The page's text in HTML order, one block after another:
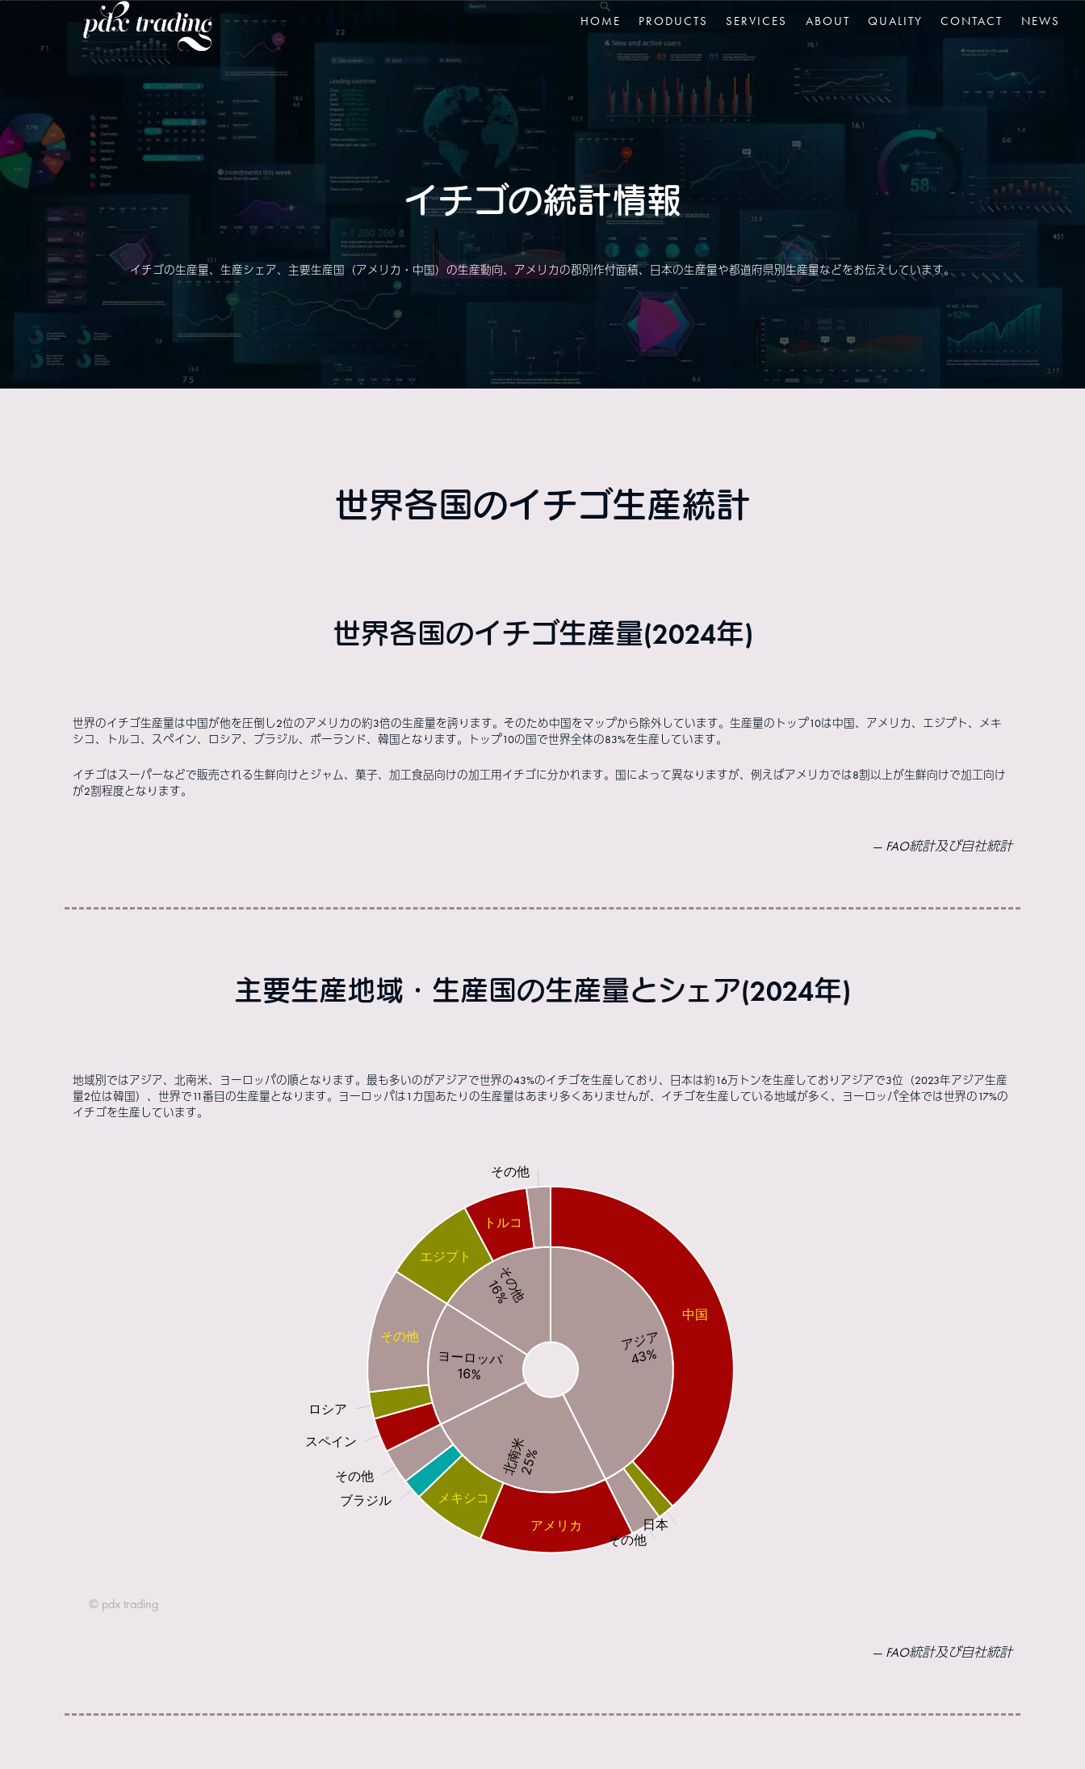
HOME PRODUCTS SERVICES ABOUT QUALITY CONTACT NEWS
イチゴの統計情報
イチゴの生産量、生産シェア、主要生産国（アメリカ・中国）の生産動向、アメリカの郡別作付面積、日本の生産量や都道府県別生産量などをお伝えしています。
世界各国のイチゴ生産統計
世界各国のイチゴ生産量(2024年)
世界のイチゴ生産量は中国が他を圧倒し2位のアメリカの約3倍の生産量を誇ります。そのため中国をマップから除外しています。生産量のトップ10は中国、アメリカ、エジプト、メキ
シコ、トルコ、スペイン、ロシア、ブラジル、ポーランド、韓国となります。トップ10の国で世界全体の83%を生産しています。
イチゴはスーパーなどで販売される生鮮向けとジャム、菓子、加工食品向けの加工用イチゴに分かれます。国によって異なりますが、例えばアメリカでは8割以上が生鮮向けで加工向け
が2割程度となります。
FAO統計及び自社統計
主要生産地域・生産国の生産量とシェア(2024年)
地域別ではアジア、北南米、ヨーロッパの順となります。最も多いのがアジアで世界の43%のイチゴを生産しており、日本は約16万トンを生産しておりアジアで3位（2023年アジア生産
量2位は韓国）、世界で11番目の生産量となります。ヨーロッパは1カ国あたりの生産量はあまり多くありませんが、イチゴを生産している地域が多く、ヨーロッパ全体では世界の17%の
イチゴを生産しています。
FAO統計及び自社統計